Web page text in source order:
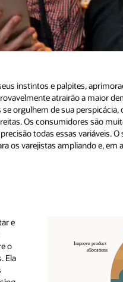
instintos e palpites,
atrairão a maior
orgulhem de sua
Os consumidores são
todas essas variáveis.
os varejistas ampliando e,
e
o
Ela